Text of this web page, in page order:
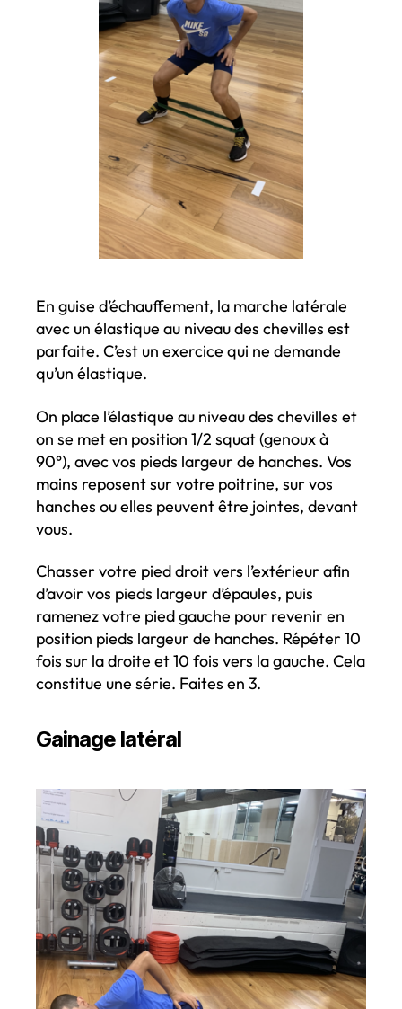
En guise d’échauffement, la marche latérale
avec un élastique au niveau des chevilles est
parfaite. C’est un exercice qui ne demande
qu’un élastique.
On place l’élastique au niveau des chevilles et
on se met en position 1/2 squat (genoux à
90°), avec vos pieds largeur de hanches. Vos
mains reposent sur votre poitrine, sur vos
hanches ou elles peuvent être jointes, devant
vous.
Chasser votre pied droit vers l’extérieur afin
d’avoir vos pieds largeur d’épaules, puis
ramenez votre pied gauche pour revenir en
position pieds largeur de hanches. Répéter 10
fois sur la droite et 10 fois vers la gauche. Cela
constitue une série. Faites en 3.
Gainage latéral